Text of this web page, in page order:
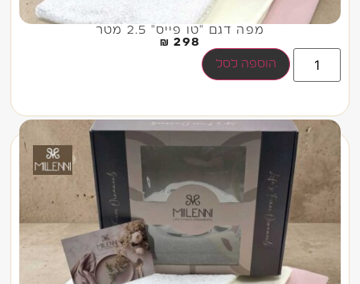
מפה דגם "טו פייס" 2.5 מטר
298
₪
הוספה לסל